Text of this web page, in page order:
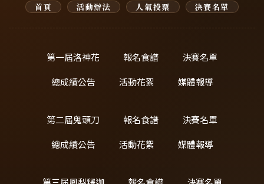
首頁 活動辦法 人氣投票 決賽名單
第一屆洛神花 報名食譜
決賽名單
總成績公告
活動花絮 媒體報導
第二屆鬼頭刀 報名食譜
決賽名單
總成績公告
活動花絮 媒體報導